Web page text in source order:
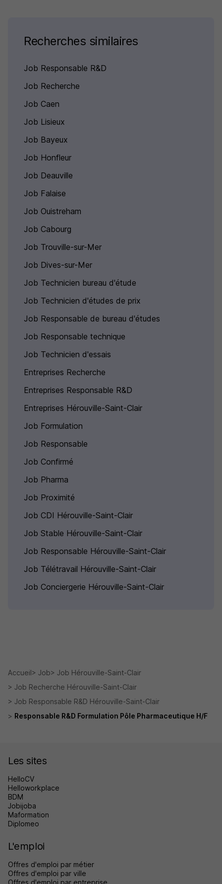
Recherches similaires
Job Responsable R&D
Job Recherche
Job Caen
Job Lisieux
Job Bayeux
Job Honfleur
Job Deauville
Job Falaise
Job Ouistreham
Job Cabourg
Job Trouville-sur-Mer
Job Dives-sur-Mer
Job Technicien bureau d'étude
Job Technicien d'études de prix
Job Responsable de bureau d'études
Job Responsable technique
Job Technicien d'essais
Entreprises Recherche
Entreprises Responsable R&D
Entreprises Hérouville-Saint-Clair
Job Formulation
Job Responsable
Job Confirmé
Job Pharma
Job Proximité
Job CDI Hérouville-Saint-Clair
Job Stable Hérouville-Saint-Clair
Job Responsable Hérouville-Saint-Clair
Job Télétravail Hérouville-Saint-Clair
Job Conciergerie Hérouville-Saint-Clair
Accueil Job
Job Hérouville-Saint-Clair
Job Recherche Hérouville-Saint-Clair
Job Responsable R&D Hérouville-Saint-Clair
Responsable R&D Formulation Pôle Pharmaceutique H/F
Les sites
HelloCV
Helloworkplace
BDM
Jobijoba
Maformation
Diplomeo
L'emploi
Offres d'emploi par métier
Offres d'emploi par ville
Offres d'emploi par entreprise